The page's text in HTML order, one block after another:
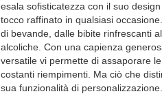
esala sofisticatezza con il suo
tocco raffinato in qualsiasi
di bevande, dalle bibite rinfrescanti
alcoliche. Con una capienza
versatile vi permette di assaporare
costanti riempimenti. Ma ciò che
sua funzionalità di